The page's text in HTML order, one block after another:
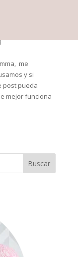
me
y si
post pueda
mejor funciona